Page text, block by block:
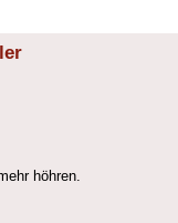
höhren.